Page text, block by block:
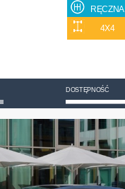
RĘCZNA
4X4
DOSTĘPNOŚĆ